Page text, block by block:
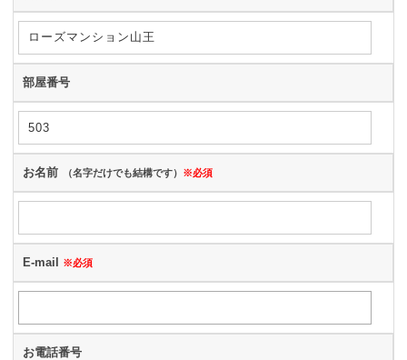
部屋番号
お名前 （名字だけでも結構です） ※必須
E-mail ※必須
お電話番号